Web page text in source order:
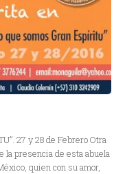
27 y 28 de Febrero Otra
presencia de esta abuela
quien con su amor,